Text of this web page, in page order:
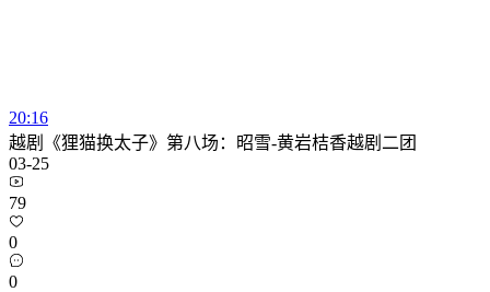
20:16
越剧《狸猫换太子》第八场：昭雪-黄岩桔香越剧二团
03-25
79
0
0